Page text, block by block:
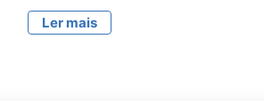
Ler mais